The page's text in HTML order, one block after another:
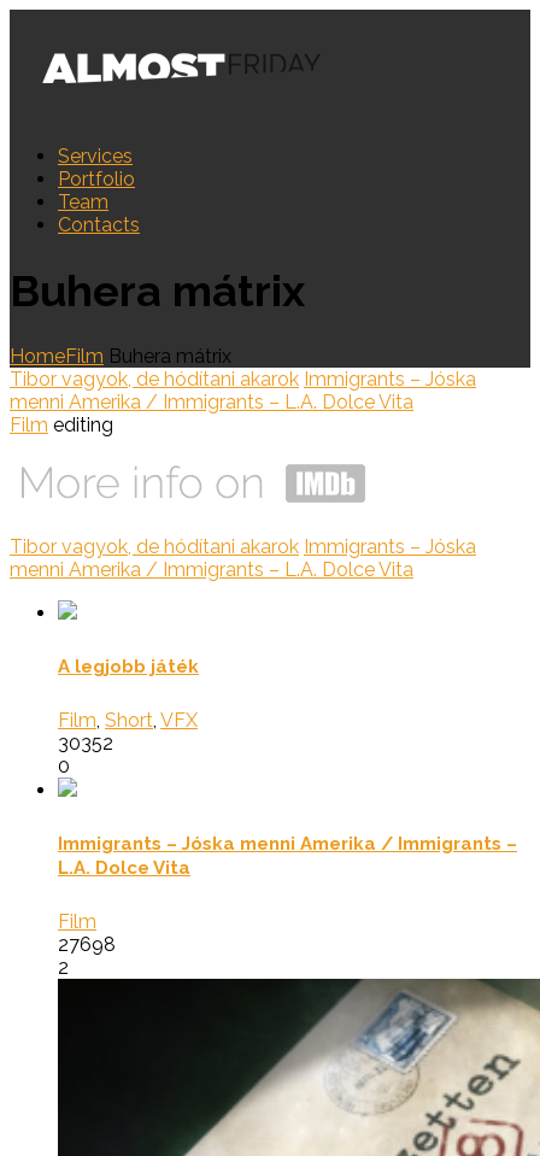
Services
Portfolio
Team
Contacts
Buhera mátrix
HomeFilm Buhera mátrix
Tibor vagyok, de hódítani akarok Immigrants – Jóska
menni Amerika / Immigrants – L.A. Dolce Vita
Film editing
Tibor vagyok, de hódítani akarok Immigrants – Jóska
menni Amerika / Immigrants – L.A. Dolce Vita
A legjobb játék
Film, Short, VFX
30352
0
Immigrants – Jóska menni Amerika / Immigrants –
L.A. Dolce Vita
Film
27698
2